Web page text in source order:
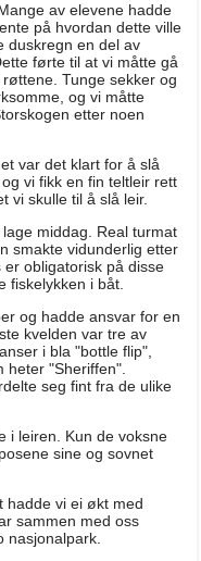
av elevene hadde
på hvordan dette ville
duskregn en del av
førte til at vi måtte gå
Tunge sekker og
og vi måtte
etter noen
var det klart for å slå
vi fikk en fin teltleir rett
vi skulle til å slå leir.
middag. Real turmat
smakte vidunderlig etter
obligatorisk på disse
fiskelykken i båt.
og hadde ansvar for en
kvelden var tre av
i bla "bottle flip",
heter "Sheriffen".
seg fint fra de ulike
i leiren. Kun de voksne
sine og sovnet
hadde vi ei økt med
sammen med oss
nasjonalpark.